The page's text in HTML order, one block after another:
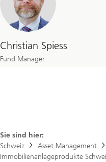
Christian Spiess
Fund Manager
Sie sind hier:
Schweiz
Asset Management
Immobilienanlageprodukte